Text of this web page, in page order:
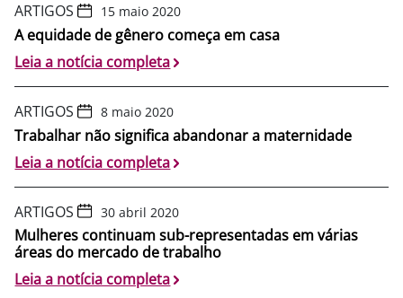
ARTIGOS 15 maio 2020
A equidade de gênero começa em casa
Leia a notícia completa
ARTIGOS 8 maio 2020
Trabalhar não significa abandonar a maternidade
Leia a notícia completa
ARTIGOS 30 abril 2020
Mulheres continuam sub-representadas em várias
áreas do mercado de trabalho
Leia a notícia completa